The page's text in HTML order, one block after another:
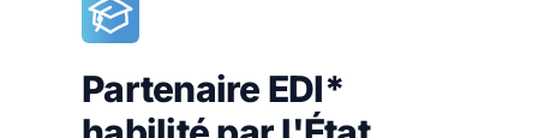
Partenaire EDI*